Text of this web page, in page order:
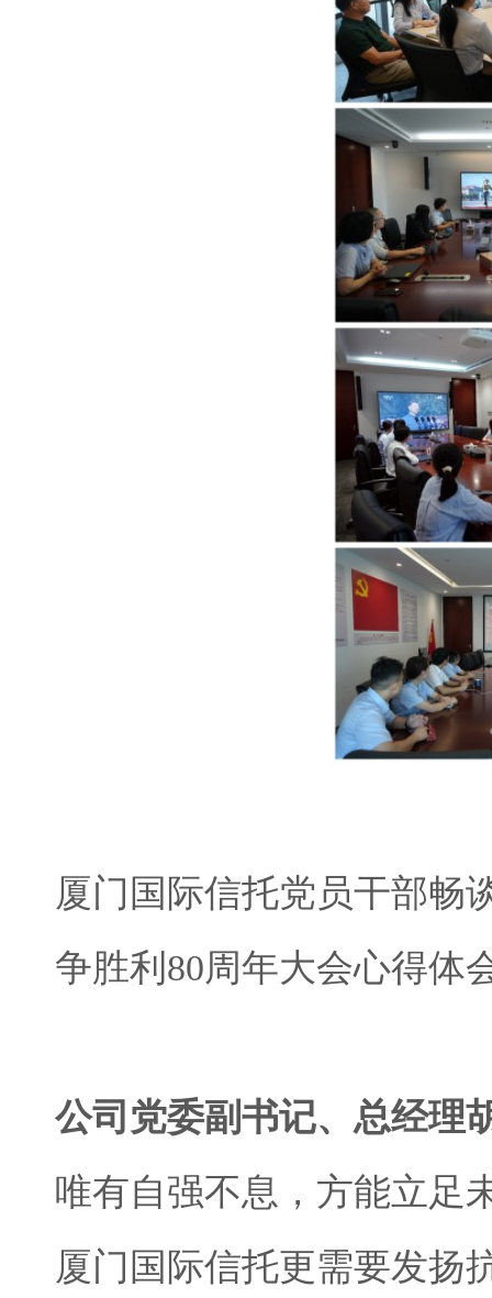
厦门国际信托党员干部畅
争胜利80周年大会心得体
公司党委副书记、总经理
唯有自强不息，方能立足
厦门国际信托更需要发扬